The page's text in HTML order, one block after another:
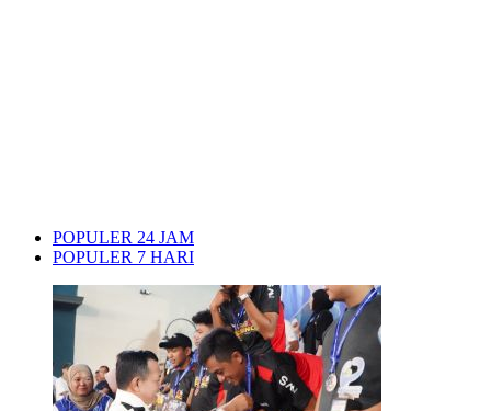
POPULER 24 JAM
POPULER 7 HARI